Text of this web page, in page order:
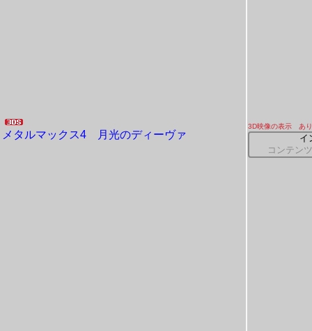
メタルマックス4 月光のディーヴァ
3D映像の表示 あり
イ
コンテン